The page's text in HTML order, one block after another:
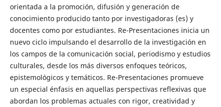
orientada a la promoción, difusión y generación de
conocimiento producido tanto por investigadoras (es) y
docentes como por estudiantes. Re-Presentaciones inicia un
nuevo ciclo impulsando el desarrollo de la investigación en
los campos de la comunicación social, periodismo y estudios
culturales, desde los más diversos enfoques teóricos,
epistemológicos y temáticos. Re-Presentaciones promueve
un especial énfasis en aquellas perspectivas reflexivas que
abordan los problemas actuales con rigor, creatividad y